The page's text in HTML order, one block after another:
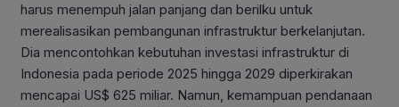
harus menempuh jalan panjang dan berilku untuk
merealisasikan pembangunan infrastruktur berkelanjutan.
Dia mencontohkan kebutuhan investasi infrastruktur di
Indonesia pada periode 2025 hingga 2029 diperkirakan
mencapai US$ 625 miliar. Namun, kemampuan pendanaan